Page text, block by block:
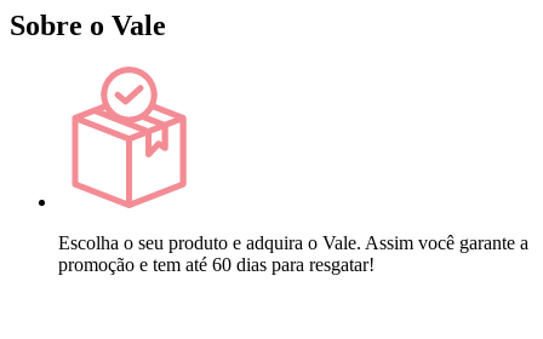
Sobre o Vale
Escolha o seu produto e adquira o Vale. Assim você garante a
promoção e tem até 60 dias para resgatar!